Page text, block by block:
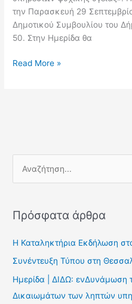
την Παρασκευή 29
Δημοτικού Συμβουλίου του
50. Στην Ημερίδα θα
Read More »
ζ
σ
η
Πρόσφατα άρθρα
Η Καταληκτήρια Εκδήλωση
Συνέντευξη Τύπου στη
Ημερίδα | ΔΙΔΩ: ενΔυνάμωση
Δικαιωμάτων των ληπτών